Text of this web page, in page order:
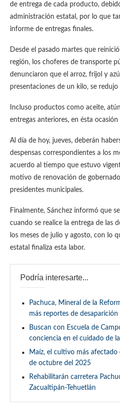
de entrega de cada producto,
administración estatal, por lo que
informe de entregas finales.
Desde el pasado martes que
región, los choferes de transporte
denunciaron que el arroz, frijol y
presentaciones de un kilo, se redujo
Incluso productos como aceite,
entregas anteriores, en ésta
Al día de hoy, jueves, deberán
despensas correspondientes a los
acuerdo al tiempo que estuvo
motivo de renovación de
presidentes municipales.
Finalmente, Sánchez informó que
cuando se realice la entrega de las
los meses de julio y agosto, con lo
estatal finaliza esta labor.
Podría interesarte...
Pachuca, Mineral de la
más reportes de
Buscan con Escuela de
conciencia en el cuidado de
Maíz, el cultivo más
de octubre del 2025
Rehabilitarán carretera
Zacualtipán-Tehuetlán